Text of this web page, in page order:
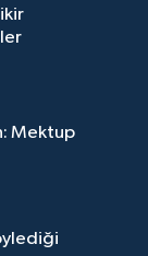
Mektup